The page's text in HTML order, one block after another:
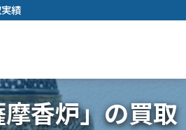
容
キ
ッ
プ
績
香炉」の買取